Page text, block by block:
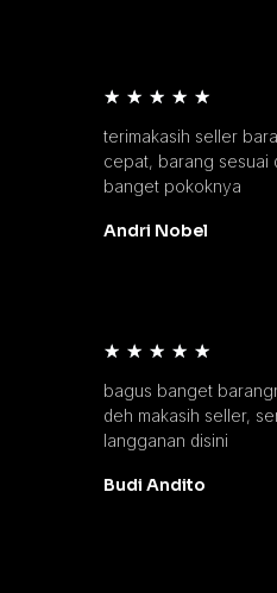
★ ★ ★ ★ ★
terimakasih seller
cepat, barang sesuai
banget pokoknya
Andri Nobel
★ ★ ★ ★ ★
bagus banget
deh makasih seller,
langganan disini
Budi Andito